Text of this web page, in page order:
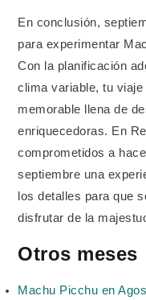
En conclusión,
para experimentar
Con la planificación
clima variable, tu
memorable llena de
enriquecedoras. En
comprometidos a
septiembre una
los detalles para que
disfrutar de la
Otros meses
Machu Picchu en